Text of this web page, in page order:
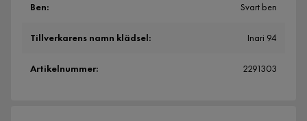
Ben: Svart ben
Tillverkarens namn klädsel: Inari 94
Artikelnummer: 2291303